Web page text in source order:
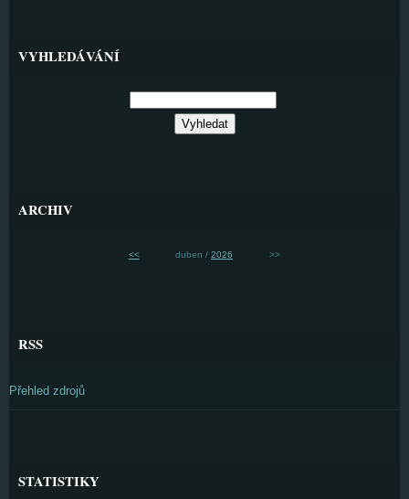
VYHLEDÁVÁNÍ
ARCHIV
<< duben / 2026 >>
RSS
Přehled zdrojů
STATISTIKY